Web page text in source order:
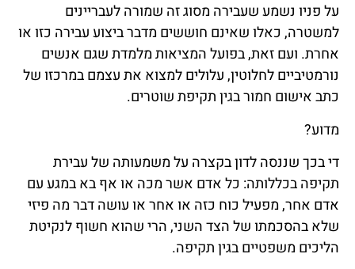
על פניו נשמע שעבירה מסוג זה שמורה לעבריינים
למשטרה, כאלו שאינם חוששים מדבר ביצוע עבירה כזו או
אחרת. ועם זאת, בפועל המציאות מלמדת שגם אנשים
נורמטיביים לחלוטין, עלולים למצוא את עצמם במרכזו של
כתב אישום חמור בגין תקיפת שוטרים.
מדוע?
די בכך שננסה לדון בקצרה על משמעותה של עבירת
תקיפה בכללותה: כל אדם אשר מכה או אף בא במגע עם
אדם אחר, מפעיל כוח כזה או אחר או עושה דבר מה פיזי
שלא בהסכמתו של הצד השני, הרי שהוא חשוף לנקיטת
הליכים משפטיים בגין תקיפה.